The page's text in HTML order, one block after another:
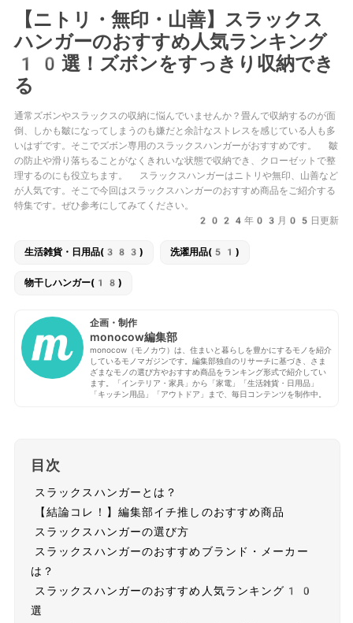
【ニトリ・無印・山善】スラックス
ハンガーのおすすめ人気ランキング
10選！ズボンをすっきり収納でき
る
通常ズボンやスラックスの収納に悩んでいませんか？畳んで収納するのが面
倒、しかも皺になってしまうのも嫌だと余計なストレスを感じている人も多
いはずです。そこでズボン専用のスラックスハンガーがおすすめです。 皺
の防止や滑り落ちることがなくきれいな状態で収納でき、クローゼットで整
理するのにも役立ちます。 スラックスハンガーはニトリや無印、山善など
が人気です。そこで今回はスラックスハンガーのおすすめ商品をご紹介する
特集です。ぜひ参考にしてみてください。
2024年03月05日更新
生活雑貨・日用品(383) 洗濯用品(51)
物干しハンガー(18)
企画・制作
monocow編集部
monocow（モノカウ）は、住まいと暮らしを豊かにするモノを紹介
しているモノマガジンです。編集部独自のリサーチに基づき、さま
ざまなモノの選び方やおすすめ商品をランキング形式で紹介してい
ます。「インテリア・家具」から「家電」「生活雑貨・日用品」
「キッチン用品」「アウトドア」まで、毎日コンテンツを制作中。
目次
スラックスハンガーとは？
【結論コレ！】編集部イチ推しのおすすめ商品
スラックスハンガーの選び方
スラックスハンガーのおすすめブランド・メーカー
は？
スラックスハンガーのおすすめ人気ランキング10
選